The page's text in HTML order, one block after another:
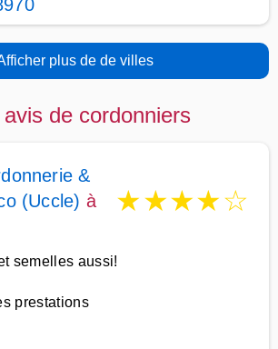
plus de de villes
de cordonniers
&
(Uccle) à
★★★★☆
semelles aussi!
prestations